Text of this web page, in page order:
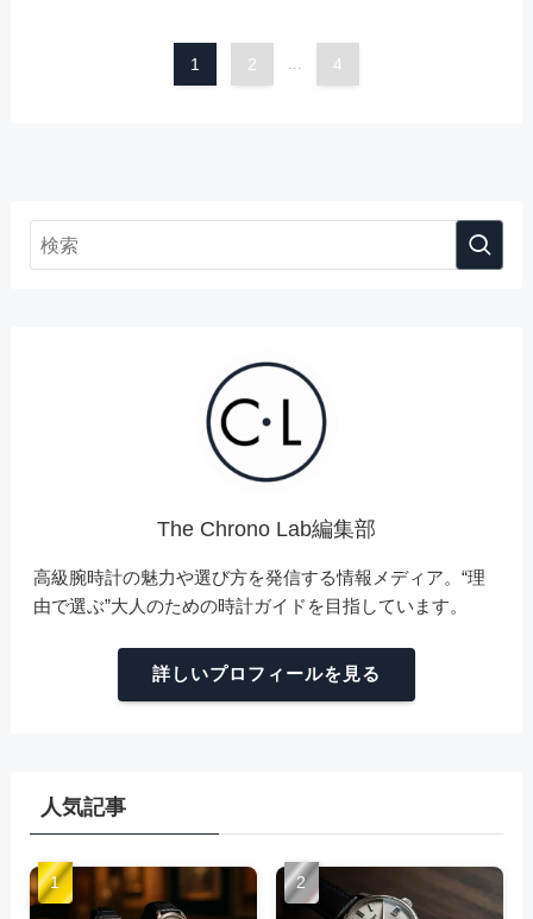
1 2 4
The Chrono Lab編集部
高級腕時計の魅力や選び方を発信する情報メディア。“理
由で選ぶ”大人のための時計ガイドを目指しています。
詳しいプロフィールを見る
人気記事